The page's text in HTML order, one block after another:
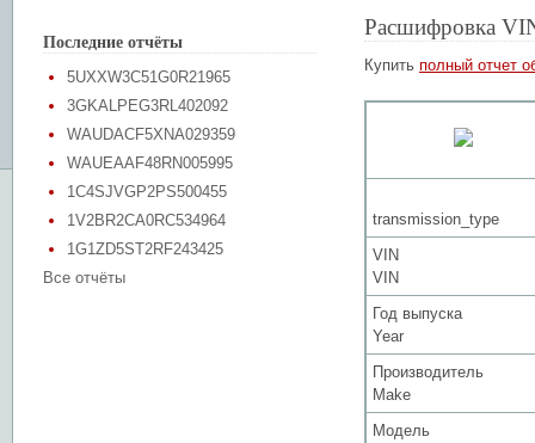
Последние отчёты
5UXXW3C51G0R21965
3GKALPEG3RL402092
WAUDACF5XNA029359
WAUEAAF48RN005995
1C4SJVGP2PS500455
1V2BR2CA0RC534964
1G1ZD5ST2RF243425
Все отчёты
Расшифровка
Купить полный отчет
transmission_type
VIN
VIN
Год выпуска
Year
Производитель
Make
Модель